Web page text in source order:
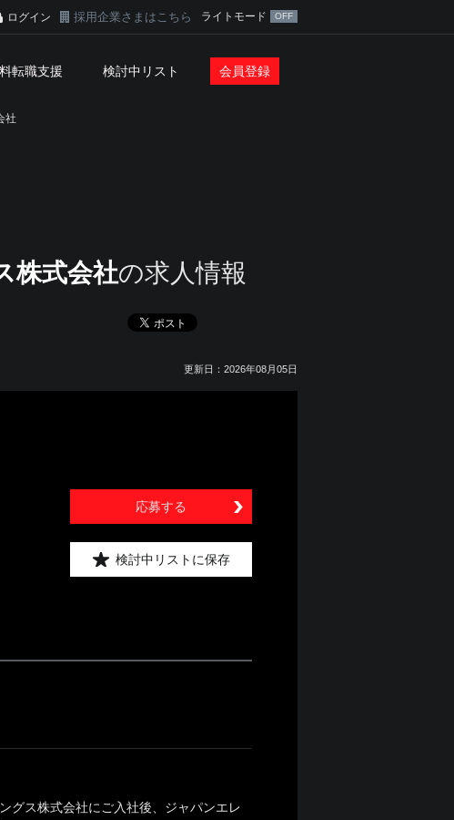
ログイン 採用企業さまはこちら ライトモード
転職支援 検討中リスト 会員登録
社
株式会社の求人情報
更新日：2026年08月05日
応募する
検討中リストに保存
グス株式会社にご入社後、ジャパンエレ